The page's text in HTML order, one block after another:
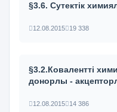
§3.6. Сутектік
12.08.2015 19 338
§3.2.Ковалентті
донорлы -
12.08.2015 14 386